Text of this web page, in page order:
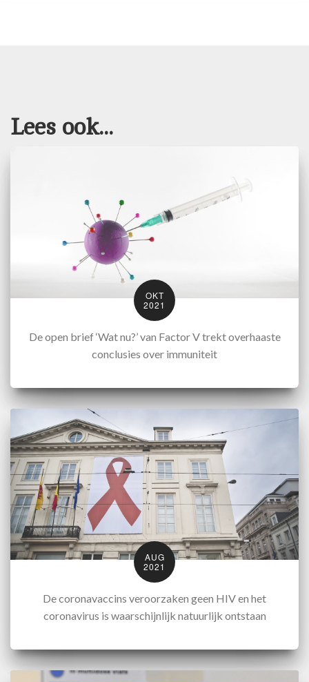
Lees ook...
OKT
2021
De open brief ‘Wat nu?’ van Factor V trekt overhaaste
conclusies over immuniteit
AUG
2021
De coronavaccins veroorzaken geen HIV en het
coronavirus is waarschijnlijk natuurlijk ontstaan